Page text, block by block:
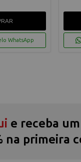
WhatsApp
e receba
na primeira